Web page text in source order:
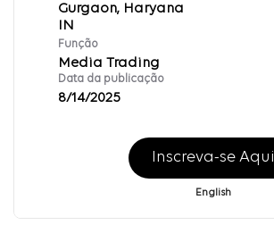
Gurgaon, Haryana
Função
Media Trading
Data da publicação
8/14/2025
Inscreva-se Aqui
English